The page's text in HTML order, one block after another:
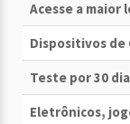
Acesse a
Dispositivos
Teste por 30
Eletrônicos,